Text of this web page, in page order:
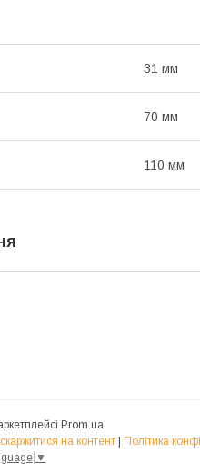
31 мм
70 мм
110 мм
Prom.ua
на контент | Політика
▼